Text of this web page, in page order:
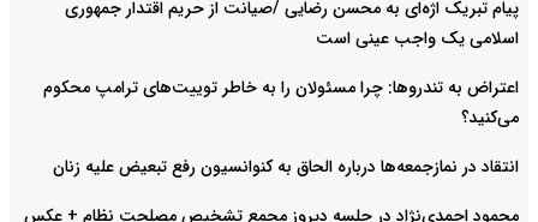
پیام تبریک اژه‌ای به محسن رضایی /صیانت از حریم اقتدار جمهوری
اسلامی یک واجب عینی است
اعتراض به تندروها: چرا مسئولان را به خاطر توییت‌های ترامپ محکوم
می‌کنید؟
انتقاد در نمازجمعه‌ها درباره الحاق به کنوانسیون رفع تبعیض علیه زنان
محمود احمدی‌نژاد در جلسه دیروز مجمع تشخیص مصلحت نظام + عکس